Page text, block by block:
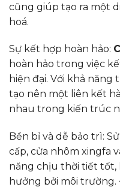
cũng giúp tạo ra một
hoá.
Sự kết hợp hoàn hảo:
hoàn hảo trong việc
hiện đại. Với khả
tạo nên một liên kết
nhau trong kiến trúc
Bền bỉ và dễ bảo trì:
cấp, cửa nhôm xingfa
năng chịu thời tiết tốt,
hưởng bởi môi